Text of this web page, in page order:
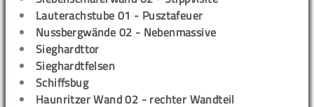
Lauterachstube 01 - Pusztafeuer
Nussbergwände 02 - Nebenmassive
Sieghardttor
Sieghardtfelsen
Schiffsbug
Haunritzer Wand 02 - rechter Wandteil